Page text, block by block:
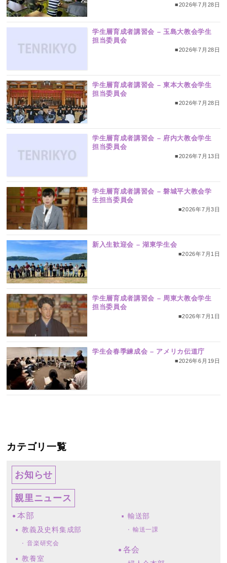
■2026年7月28日
学生層育成者講習会 – 玉島大教会学生
担当委員会
■2026年7月28日
学生層育成者講習会 – 東本大教会学生
担当委員会
■2026年7月28日
学生層育成者講習会 – 府内大教会学生
担当委員会
■2026年7月13日
学生層育成者講習会 – 磐城平大教会学
生担当委員会
■2026年7月3日
新入生歓迎会 – 湖東学生会
■2026年7月1日
学生層育成者講習会 – 周東大教会学生
担当委員会
■2026年7月1日
学生会春季練成会 – アメリカ伝道庁
■2026年6月19日
カテゴリ一覧
お知らせ
親里ニュース
本部
教義及史料集成部
音楽研究会
教養室
輸送部
輸送一課
各会